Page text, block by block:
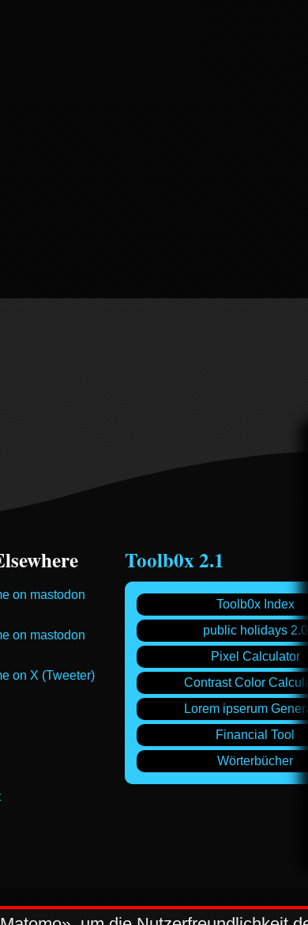
on mastodon
on mastodon
on X (Tweeter)
Toolb0x 2.1
Toolb0x Index
public holidays 2.0
Pixel Calculator
Contrast Color
Lorem ipserum
Financial Tool
Wörterbücher